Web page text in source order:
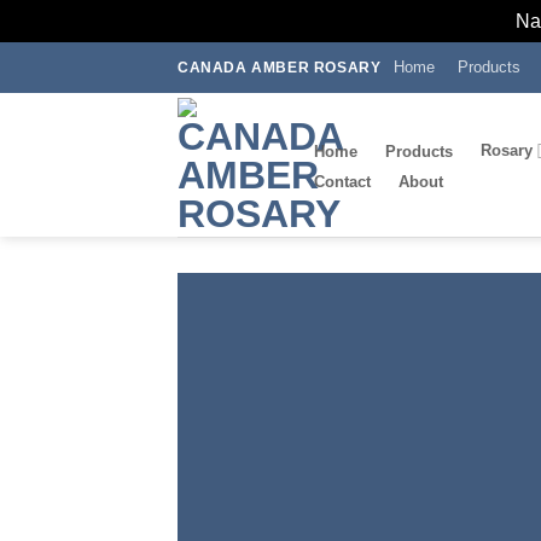
CANADA AMBER ROSARY Home Products
Home Products
Rosary
Contact
About